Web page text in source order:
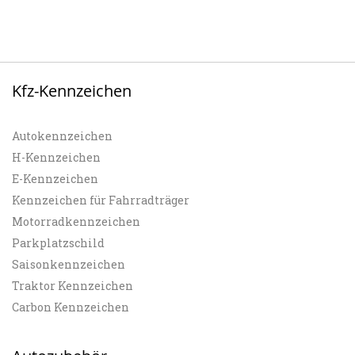
Kfz-Kennzeichen
Autokennzeichen
H-Kennzeichen
E-Kennzeichen
Kennzeichen für Fahrradträger
Motorradkennzeichen
Parkplatzschild
Saisonkennzeichen
Traktor Kennzeichen
Carbon Kennzeichen